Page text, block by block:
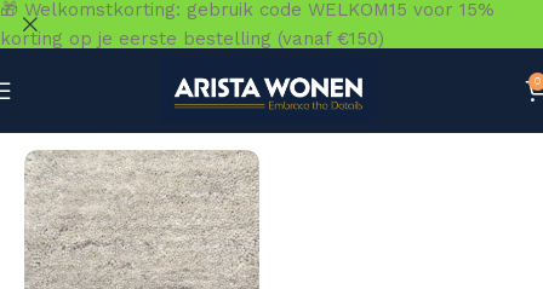
0
🎁 Welkomstkorting: gebruik code WELKOM15 voor 15%
korting op je eerste bestelling (vanaf €150)